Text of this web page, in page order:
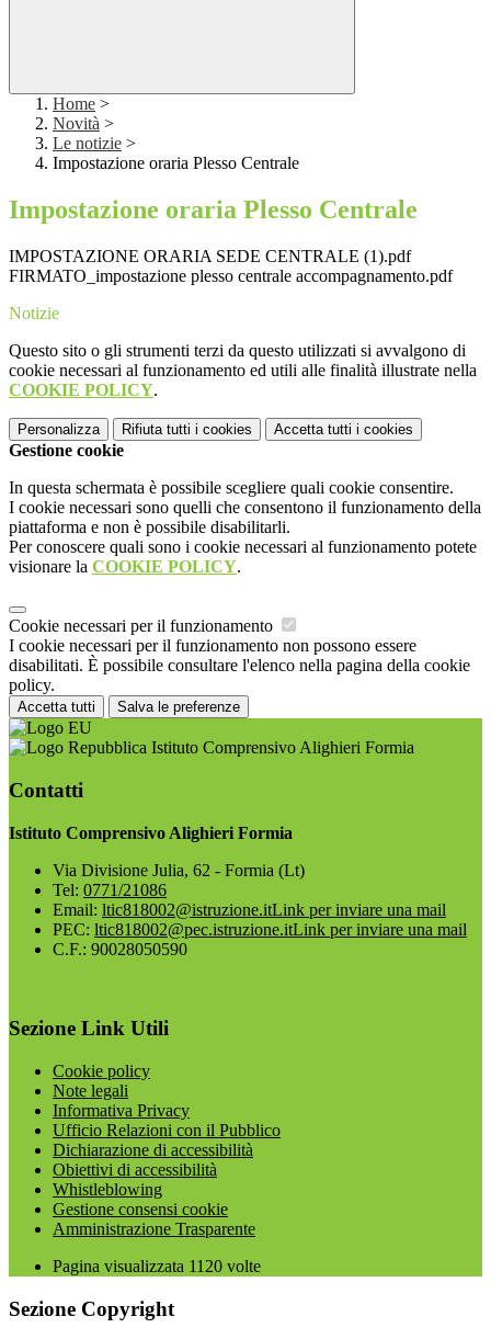
Home >
Novità >
Le notizie >
Impostazione oraria Plesso Centrale
Impostazione oraria Plesso Centrale
IMPOSTAZIONE ORARIA SEDE CENTRALE (1).pdf
FIRMATO_impostazione plesso centrale accompagnamento.pdf
Notizie
Questo sito o gli strumenti terzi da questo utilizzati si avvalgono di
cookie necessari al funzionamento ed utili alle finalità illustrate nella
COOKIE POLICY.
Personalizza Rifiuta tutti i cookies Accetta tutti i cookies
Gestione cookie
In questa schermata è possibile scegliere quali cookie consentire.
I cookie necessari sono quelli che consentono il funzionamento della
piattaforma e non è possibile disabilitarli.
Per conoscere quali sono i cookie necessari al funzionamento potete
visionare la COOKIE POLICY.
Cookie necessari per il funzionamento
I cookie necessari per il funzionamento non possono essere
disabilitati. È possibile consultare l'elenco nella pagina della cookie
policy.
Accetta tutti Salva le preferenze
Istituto Comprensivo Alighieri Formia
Contatti
Istituto Comprensivo Alighieri Formia
Via Divisione Julia, 62 - Formia (Lt)
Tel: 0771/21086
Email: ltic818002@istruzione.itLink per inviare una mail
PEC: ltic818002@pec.istruzione.itLink per inviare una mail
C.F.: 90028050590
Sezione Link Utili
Cookie policy
Note legali
Informativa Privacy
Ufficio Relazioni con il Pubblico
Dichiarazione di accessibilità
Obiettivi di accessibilità
Whistleblowing
Gestione consensi cookie
Amministrazione Trasparente
Pagina visualizzata 1120 volte
Sezione Copyright